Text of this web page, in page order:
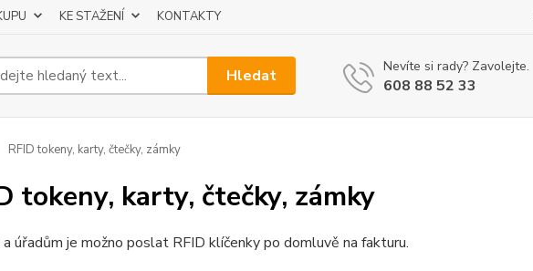
KE STAŽENÍ KONTAKTY
Hledat Nevíte si rady? Zavolejte.
608 88 52 33
RFID tokeny, karty, čtečky, zámky
tokeny, karty, čtečky, zámky
úřadům je možno poslat RFID klíčenky po domluvě na fakturu.